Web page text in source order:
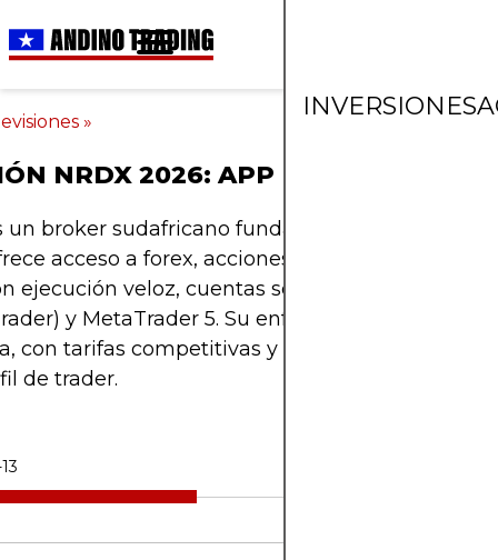
INVERSIONES
»
NRDX 2026: APP DE TRADING
un broker sudafricano fundado en 1994 y
acceso a forex, acciones, índices,
ejecución veloz, cuentas segregadas,
y MetaTrader 5. Su enfoque es brindar
con tarifas competitivas y herramientas
de trader.